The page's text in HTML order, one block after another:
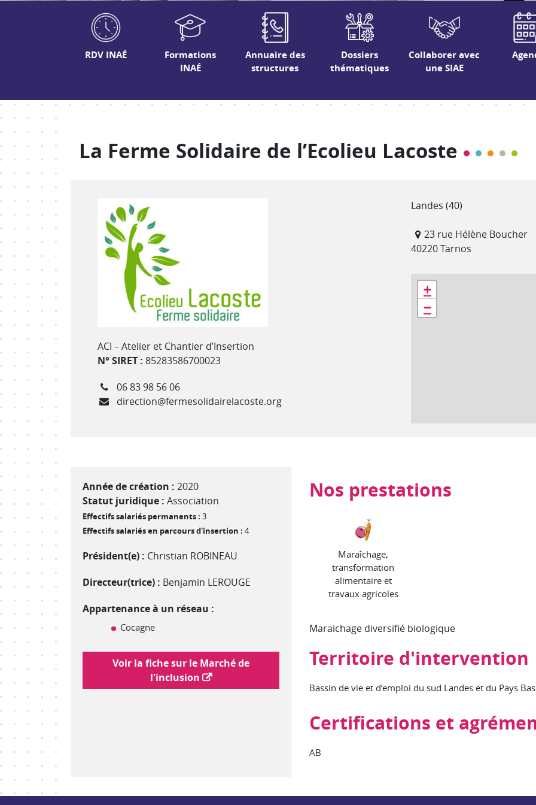
RDV INAÉ
Formations
INAÉ
Annuaire des
structures
Dossiers
thématiques
Collaborer avec
une SIAE
La Ferme Solidaire de l’Ecolieu Lacoste
Type de structure
ACI – Atelier et Chantier d’Insertion
N° SIRET : 85283586700023
Téléphone
06 83 98 56 06
Courrieldirection@fermesolidairelacoste.org
Département(s)
Landes (40)
23 rue Hélène Boucher
40220 Tarnos
Géolocalisation
+
−
Année de création : 2020
Statut juridique : Association
Effectifs salariés permanents : 3
Effectifs salariés en parcours d'insertion : 4
Président(e) : Christian ROBINEAU
Directeur(trice) : Benjamin LEROUGE
Appartenance à un réseau :
Cocagne
Lien vers le marché de l'inclusion
Voir la fiche sur le Marché de
l'inclusion
Nos prestations
Maraîchage,
transformation
alimentaire et
travaux agricoles
Maraichage diversifié biologique
Territoire d'intervention
Bassin de vie et d’emploi du sud Landes et du Pays
Certifications et
AB